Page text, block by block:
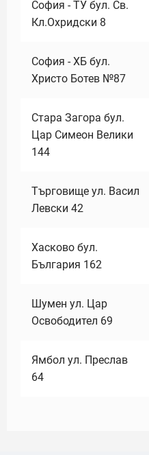
София - ТУ бул. Св.
Кл.Охридски 8
София - ХБ бул.
Христо Ботев №87
Стара Загора бул.
Цар Симеон Велики
144
Търговище ул. Васил
Левски 42
Хасково бул.
България 162
Шумен ул. Цар
Освободител 69
Ямбол ул. Преслав
64